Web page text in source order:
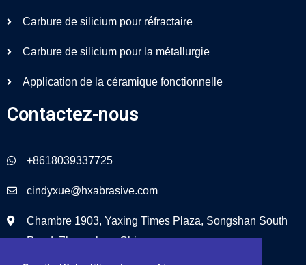
Carbure de silicium pour réfractaire
Carbure de silicium pour la métallurgie
Application de la céramique fonctionnelle
Contactez-nous
+8618039337725
cindyxue@hxabrasive.com
Chambre 1903, Yaxing Times Plaza, Songshan South
Road, Zhengzhou, Chine